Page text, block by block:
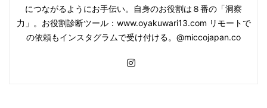
につながるようにお手伝い。自身のお役割は８番の「洞察
力」。お役割診断ツール：www.oyakuwari13.com リモートで
の依頼もインスタグラムで受け付ける。@miccojapan.co